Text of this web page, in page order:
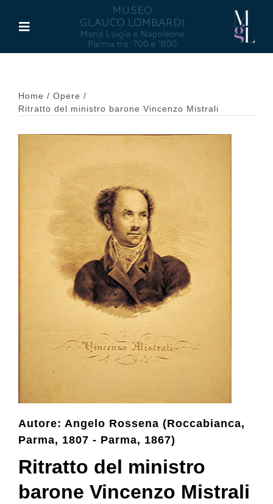
contenuto
Toggle
Maria Luigia d’Asburgo
Glauco Lombardi
Palazzo di Riserva
Attività
Pubblicazioni
Collezione
Contatti e biglietti
Accessibilità
Dona
Cerca
Home
Opere
Ritratto del ministro barone Vincenzo Mistrali
Autore: Angelo Rossena (Roccabianca,
Parma, 1807 - Parma, 1867)
Ritratto del ministro
barone Vincenzo Mistrali